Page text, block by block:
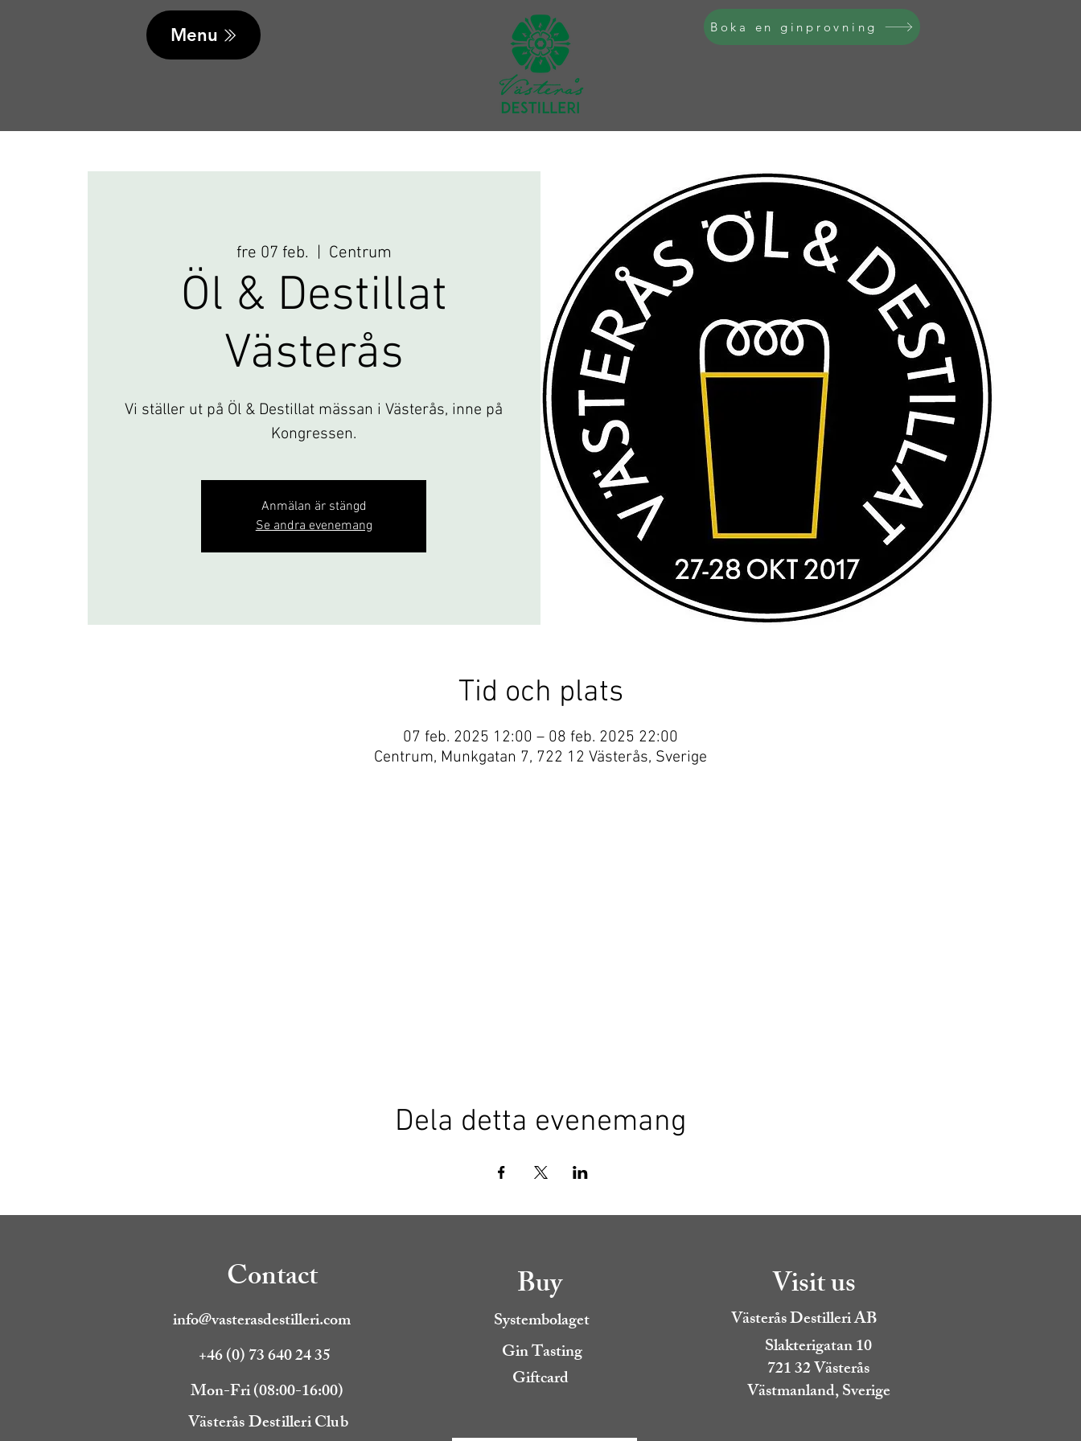
Menu Boka en ginprovning
fre 07 feb.
  |
Centrum
Öl & Destillat
Västerås
Vi ställer ut på Öl & Destillat mässan i Västerås, inne på
Kongressen.
Anmälan är stängd
Se andra evenemang
Tid och plats
07 feb. 2025 12:00 – 08 feb. 2025 22:00
Centrum, Munkgatan 7, 722 12 Västerås, Sverige
Dela detta evenemang
Contact
info@vasterasdestilleri.com
+46 (0) 73 640 24 35
Mon-Fri (08:00-16:00)
Buy
Systembolaget
Gin Tasting
Giftcard
Visit us
Västerås Destilleri AB
Slakterigatan 10
721 32 Västerås
Västmanland, Sverige
Västerås Destilleri Club